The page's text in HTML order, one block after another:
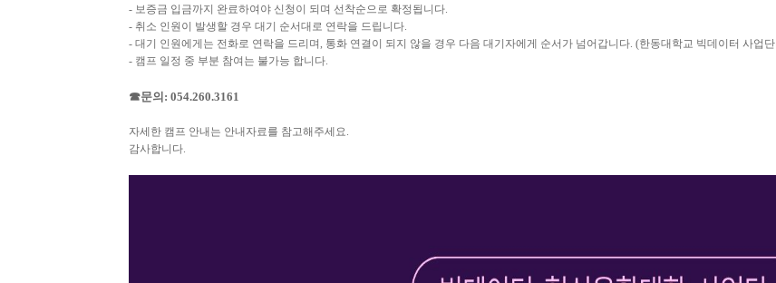
- 보증금 입금까지 완료하여야 신청이 되며 선착순으로 확정됩니다.
- 취소 인원이 발생할 경우 대기 순서대로 연락을 드립니다.
- 대기 인원에게는 전화로 연락을 드리며, 통화 연결이 되지 않을 경우 다음 대기자에게 순서가 넘어갑니다. (한동대학교 빅데이터 사업단
- 캠프 일정 중 부분 참여는 불가능 합니다.
☎문의: 054.260.3161
자세한 캠프 안내는 안내자료를 참고해주세요.
감사합니다.